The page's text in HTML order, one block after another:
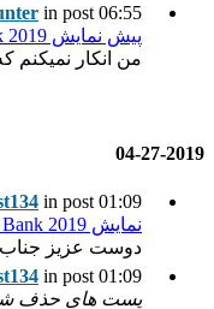
specialist134quoted
faridphenom quoted
faridphenom quoted